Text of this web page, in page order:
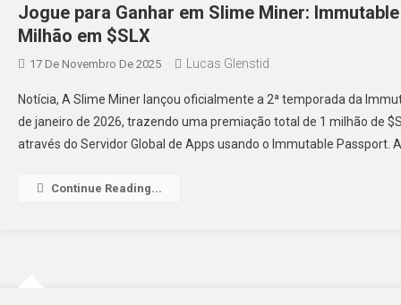
Jogue para Ganhar em Slime Miner:
Milhão em $SLX
17 De Novembro De 2025 Lucas Glenstid
Notícia, A Slime Miner lançou oficialmente a 2ª temporada da
de janeiro de 2026, trazendo uma premiação total de 1 milhão de
através do Servidor Global de Apps usando o Immutable Passport.
Continue Reading...